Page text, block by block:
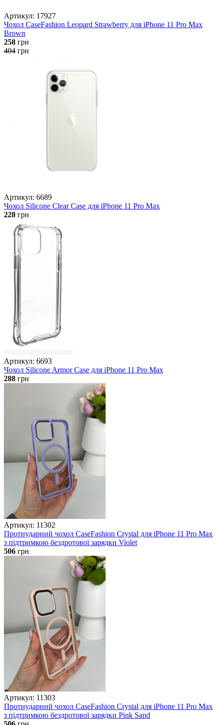
Артикул: 17927
Чохол CaseFashion Leopard Strawberry для iPhone 11 Pro Max
Brown
258 грн
404 грн
Артикул: 6689
Чохол Silicone Clear Case для iPhone 11 Pro Max
228 грн
Артикул: 6693
Чохол Silicone Armor Case для iPhone 11 Pro Max
288 грн
Артикул: 11302
Протиударний чохол CaseFashion Crystal для iPhone 11 Pro Max
з підтримкою бездротової зарядки Violet
506 грн
Артикул: 11303
Протиударний чохол CaseFashion Crystal для iPhone 11 Pro Max
з підтримкою бездротової зарядки Pink Sand